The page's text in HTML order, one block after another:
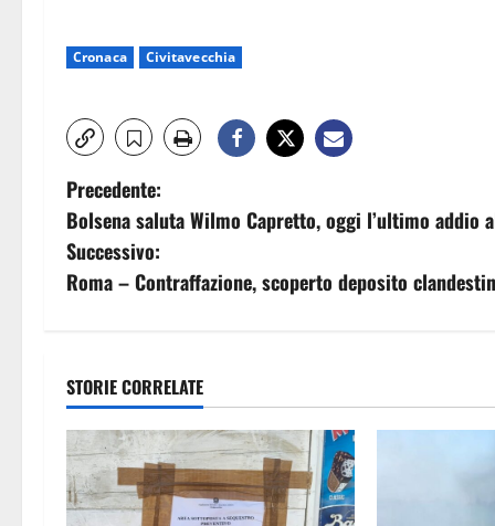
Cronaca Civitavecchia
N
a
v
g
a
z
Precedente:
Bolsena saluta Wilmo Capretto, oggi l’ultimo addio
Successivo:
Roma – Contraffazione, scoperto deposito
STORIE CORRELATE